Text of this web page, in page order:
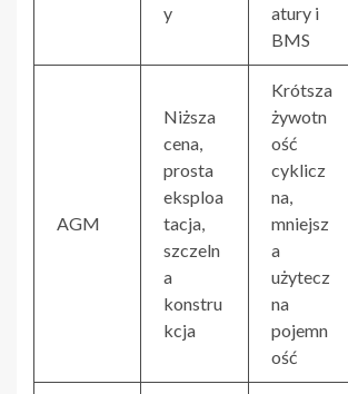
y
atury i
BMS
AGM
Niższa
cena,
prosta
eksploa
tacja,
szczeln
a
konstru
kcja
Krótsza
żywotn
ość
cyklicz
na,
mniejsz
a
użytecz
na
pojemn
ość